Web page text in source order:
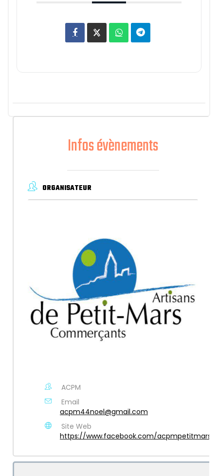
Infos évènements
ORGANISATEUR
ACPM
Email
acpm44noel@gmail.com
Site Web
https://www.facebook.com/acpmpetitmars